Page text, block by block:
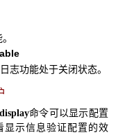
志功能处于关闭状态。
display命令可以显示配置
显示信息验证配置的效